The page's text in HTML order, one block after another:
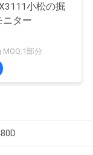
小松の掘
ニター
MOQ:1部分